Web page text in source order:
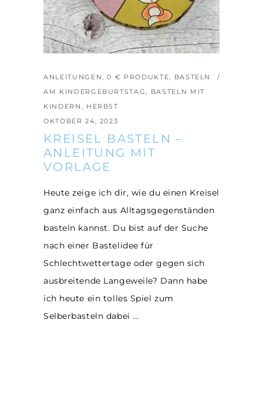
ANLEITUNGEN,0 € PRODUKTE, BASTELN
AM KINDERGEBURTSTAG, BASTELN MIT
KINDERN , HERBST
OKTOBER 24, 2023
KREISEL BASTELN –
ANLEITUNG MIT
VORLAGE
Heute zeige ich dir, wie du einen Kreisel
ganz einfach aus Alltagsgegenständen
basteln kannst. Du bist auf der Suche
nach einer Bastelidee für
Schlechtwettertage oder gegen sich
ausbreitende Langeweile? Dann habe
ich heute ein tolles Spiel zum
Selberbasteln dabei